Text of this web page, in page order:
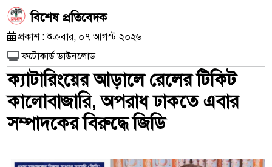
​বিশেষ প্রতিবেদক
প্রকাশ : শুক্রবার, ০৭ আগস্ট ২০২৬
ফটোকার্ড ডাউনলোড
ক্যাটারিংয়ের আড়ালে রেলের টিকিট
কালোবাজারি, অপরাধ ঢাকতে এবার
সম্পাদকের বিরুদ্ধে জিডি